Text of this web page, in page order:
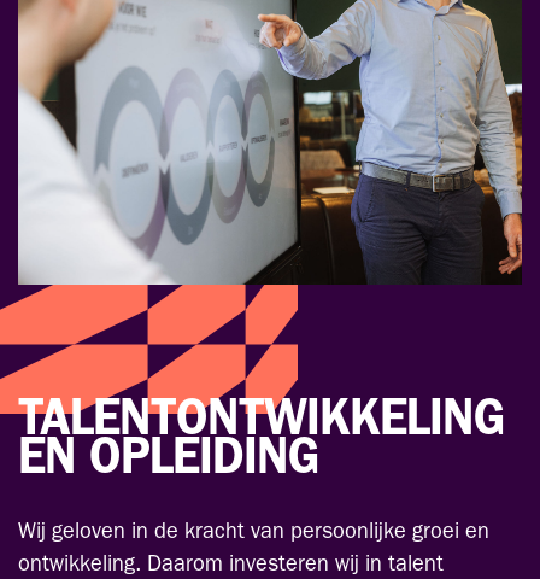
TALENT­ONTWIKKELING
EN OPLEIDING
Wij geloven in de kracht van persoonlijke groei en
ontwikkeling. Daarom investeren wij in talent